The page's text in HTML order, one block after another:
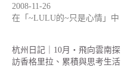
2008-11-26
在「~LULU的~只是心情」中
杭州日記｜10月・飛向雲南探
訪香格里拉、累積與思考生活